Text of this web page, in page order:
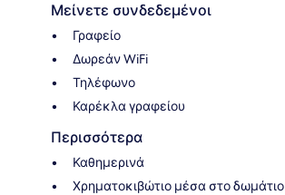
Μείνετε συνδεδεμένοι
Γραφείο
Δωρεάν WiFi
Τηλέφωνο
Καρέκλα γραφείου
Περισσότερα
Καθημερινά
Χρηματοκιβώτιο μέσα στο δωμάτιο